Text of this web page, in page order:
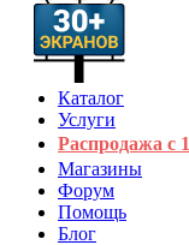
Каталог
Услуги
Распродажа с 1
Магазины
Форум
Помощь
Блог